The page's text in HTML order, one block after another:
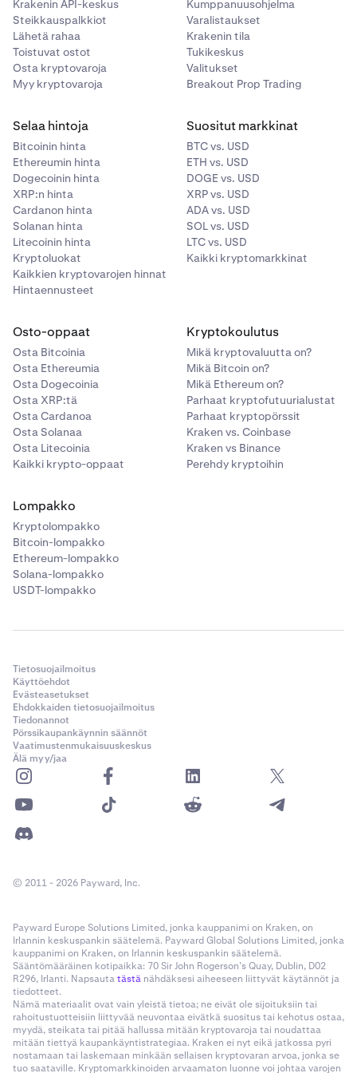
osoitteessasupport@breakoutprop.com
kanssaan; (C) Krakenin yhteistyökumppani, osasto,
tytäryhtiö, sidosryhmä tai oikeudenomistaja; tai (D)
minkään edellä mainitun mainos-, markkinointi- tai
suhdetoimintatoimisto (kukin “Krakeniin liittyvä
osapuoli”).
https://support.kraken.com/hc/en-
us/articles/360001368823
Kampanja-aika
4. syyskuuta 2024 klo 00.00 UTC – 30. syyskuuta 2024
Näin osallistut
A. Osallistujien on ensin läpäistävä Breakout-tiimin
hallinnoima Breakout Evaluation.
B. Kun Breakout Evaluation on suoritettu onnistuneesti,
osallistujien on syötettävä
Krakenin julkinen tilitunnus
(Public Account ID)
Breakout-profiiliinsa.
C. Kun Kraken on vahvistanut Breakoutilta, että
kaupankävijä on läpäissyt Breakout-arvioinnin, Kraken
siirtää KFEE-hyvitykset Kraken-tilillesi lokakuun 2025
loppuun mennessä.
Jokainen osallistuja, joka läpäisee Breakout Evaluation -
arvioinnin onnistuneesti kampanja-aikana ja noudattaa
osallistumisvaatimuksia, saa maksettua arviointimaksua
vastaavan KFEE-hyvityksen.
Tämä on taitoihin perustuva kannustinkampanja, eikä
palkinnon määrittämiseen liity satunnaistekijöitä. Kaikki
vaatimukset täyttävät osallistujat saavat soveltuvan
KFEE-hyvityksen.
KFEE-hyvitys, joka vastaa vastaavasta Breakout
Evaluation -arvioinnista maksettua summaa. Esimerkiksi
50 dollarin arvioinnin läpäisemisestä saa 50 000 KFEE-
hyvitystä; 999 dollarin arvioinnin läpäisemisestä saa 999
000 KFEE-hyvitystä.
ARV (arvioitu jälleenmyyntiarvo) vaihtelee arviointitason
rajoitettu.
1. Oikeus osallistua kampanjaan
Olet oikeutettu osallistumaan kampanjaan, jos
osallistumishetkellä ja kampanja-aikana:
- asut sallitulla alueella;
- et asu Yhdistyneessä kuningaskunnassa tai millään
muulla alueella, jossa kampanjat on kielletty;
- hyväksyt Kraken.com-käyttöehdot;
- sinulla on voimassa oleva Kraken Pro -tili;
- et ole Krakeniin liittyvä osapuoli (kuten jäljempänä
- et ole muutoin kelvoton sovellettavien lakien
Et ole oikeutettu osallistumaan, jos olet (A) Krakenin
konsultti tai asiamies; (B) edellä mainittujen
perheenjäsen tai asut samassa taloudessa heidän
kanssaan; (C) Krakenin yhteistyökumppani, osasto,
tytäryhtiö, sidosryhmä tai oikeudenomistaja; tai (D)
minkään edellä mainitun mainos-, markkinointi- tai
suhdetoimintatoimisto (kukin “Krakeniin liittyvä
osapuoli”).
2. Hylkääminen
Krakenin API-keskus
Steikkauspalkkiot
Lähetä rahaa
Toistuvat ostot
Osta kryptovaroja
Myy kryptovaroja
Kumppanuusohjelma
Varalistaukset
Krakenin tila
Tukikeskus
Valitukset
Breakout Prop Trading
Selaa hintoja
Bitcoinin hinta
Ethereumin hinta
Dogecoinin hinta
XRP:n hinta
Cardanon hinta
Solanan hinta
Litecoinin hinta
Kryptoluokat
Kaikkien kryptovarojen hinnat
Hintaennusteet
Suositut markkinat
BTC vs. USD
ETH vs. USD
DOGE vs. USD
XRP vs. USD
ADA vs. USD
SOL vs. USD
LTC vs. USD
Kaikki kryptomarkkinat
Osto-oppaat
Osta Bitcoinia
Osta Ethereumia
Osta Dogecoinia
Osta XRP:tä
Osta Cardanoa
Osta Solanaa
Osta Litecoinia
Kaikki krypto-oppaat
Kryptokoulutus
Mikä kryptovaluutta on?
Mikä Bitcoin on?
Mikä Ethereum on?
Parhaat kryptofutuurialustat
Parhaat kryptopörssit
Kraken vs. Coinbase
Kraken vs Binance
Perehdy kryptoihin
Lompakko
Kryptolompakko
Bitcoin-lompakko
Ethereum-lompakko
Solana-lompakko
USDT-lompakko
Tietosuojailmoitus
Käyttöehdot
Evästeasetukset
Ehdokkaiden tietosuojailmoitus
Tiedonannot
Pörssikaupankäynnin säännöt
Vaatimustenmukaisuuskeskus
Älä myy/jaa
© 2011 - 2026 Payward, Inc.
Payward Europe Solutions Limited, jonka kauppanimi on Kraken, on
Irlannin keskuspankin säätelemä. Payward Global Solutions Limited, jonka
kauppanimi on Kraken, on Irlannin keskuspankin säätelemä.
Sääntömääräinen kotipaikka: 70 Sir John Rogerson’s Quay, Dublin, D02
R296, Irlanti. Napsautatästä nähdäksesi aiheeseen liittyvät käytännöt ja
tiedotteet.
Nämä materiaalit ovat vain yleistä tietoa; ne eivät ole sijoituksiin tai
rahoitustuotteisiin liittyvää neuvontaa eivätkä suositus tai kehotus ostaa,
myydä, steikata tai pitää hallussa mitään kryptovaroja tai noudattaa
mitään tiettyä kaupankäyntistrategiaa. Kraken ei nyt eikä jatkossa pyri
nostamaan tai laskemaan minkään sellaisen kryptovaran arvoa, jonka se
tuo saataville. Kryptomarkkinoiden arvaamaton luonne voi johtaa varojen